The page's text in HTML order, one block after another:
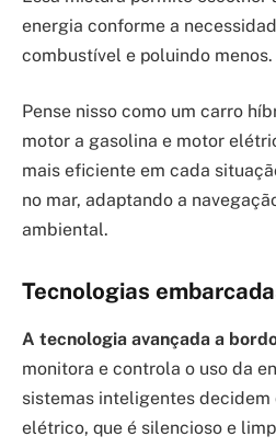
energia conforme a
combustível e poluindo menos.
Pense nisso como um carro
motor a gasolina e motor
mais eficiente em cada
no mar, adaptando a
ambiental.
Tecnologias
A tecnologia avançada a
monitora e controla o uso da
sistemas inteligentes decidem
elétrico, que é silencioso e